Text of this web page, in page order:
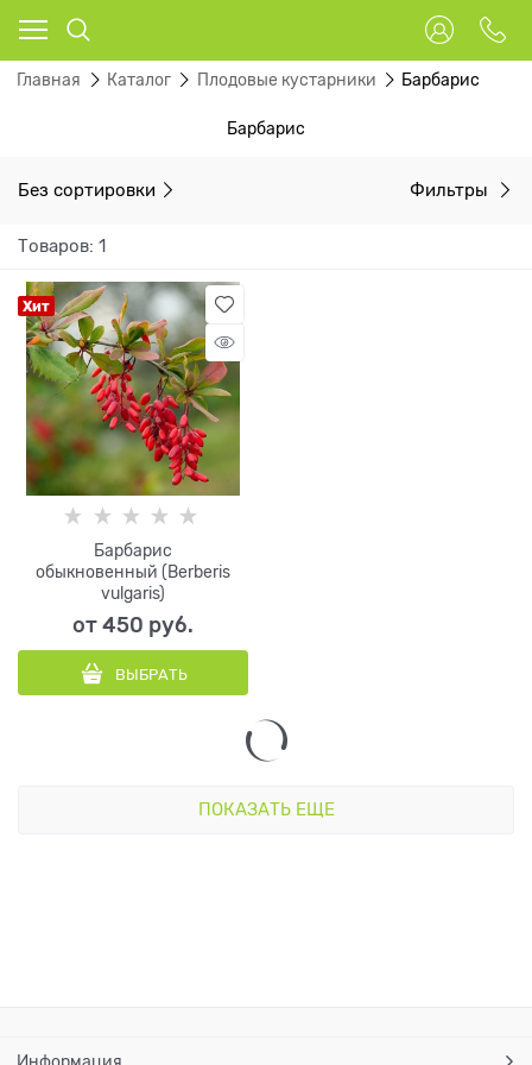
Главная Каталог Плодовые кустарники Барбарис
Барбарис
Без сортировки Фильтры
Товаров: 1
Хит
Барбарис
обыкновенный (Berberis
vulgaris)
от 450 руб.
ВЫБРАТЬ
ПОКАЗАТЬ ЕЩЕ